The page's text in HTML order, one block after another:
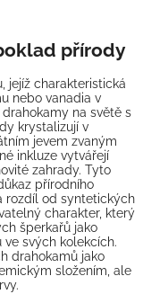
přírody
jejíž charakteristická
nebo vanadia v
na světě s
krystalizují v
jevem zvaným
inkluze vytvářejí
zahrady. Tyto
přírodního
rozdíl od syntetických
charakter, který
šperkařů jako
svých kolekcích.
drahokamů jako
složením, ale